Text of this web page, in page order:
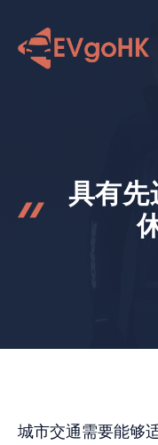
具有
城市交通需要能够